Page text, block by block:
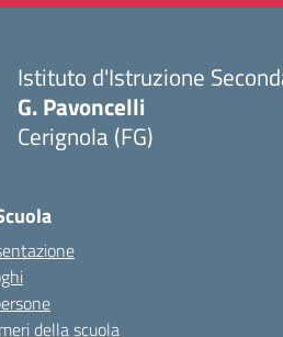
Istituto d'Istruzione
G. Pavoncelli
Cerignola (FG)
della scuola